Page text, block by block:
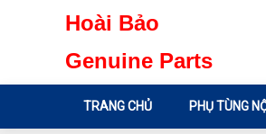
Hoài Bảo
Genuine Parts
TRANG CHỦ PHỤ TÙNG